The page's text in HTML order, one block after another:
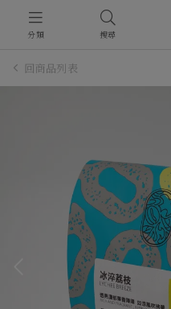
分類 搜尋
回商品列表